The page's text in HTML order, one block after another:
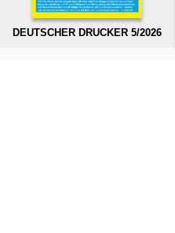
DEUTSCHER DRUCKER 5/2026